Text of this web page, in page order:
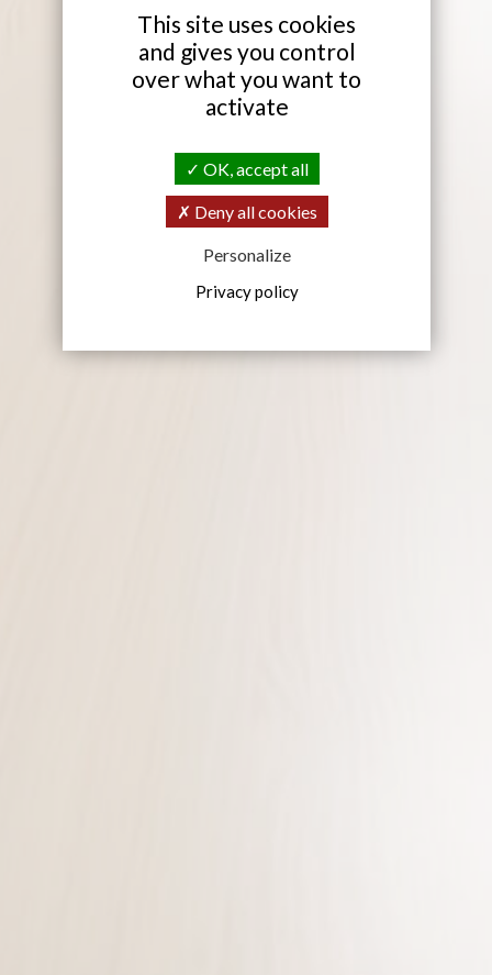
This site uses cookies
and gives you control
over what you want to
activate
OK, accept all
Deny all cookies
Personalize
Privacy policy